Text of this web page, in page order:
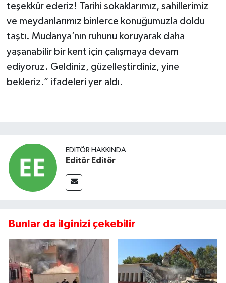
teşekkür ederiz! Tarihi sokaklarımız, sahillerimiz
ve meydanlarımız binlerce konuğumuzla doldu
taştı. Mudanya’nın ruhunu koruyarak daha
yaşanabilir bir kent için çalışmaya devam
ediyoruz. Geldiniz, güzelleştirdiniz, yine
bekleriz.” ifadeleri yer aldı.
EDITÖR HAKKINDA
Editör Editör
Bunlar da ilginizi çekebilir